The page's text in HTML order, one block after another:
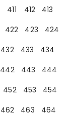
411 412
413
422 423
424
432 433
434
442 443
444
452 453
454
462 463
464